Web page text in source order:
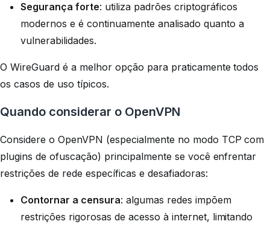
Segurança forte: utiliza padrões criptográficos
modernos e é continuamente analisado quanto a
vulnerabilidades.
O WireGuard é a melhor opção para praticamente todos
os casos de uso típicos.
Quando considerar o OpenVPN
Considere o OpenVPN (especialmente no modo TCP com
plugins de ofuscação) principalmente se você enfrentar
restrições de rede específicas e desafiadoras:
Contornar a censura: algumas redes impõem
restrições rigorosas de acesso à internet, limitando